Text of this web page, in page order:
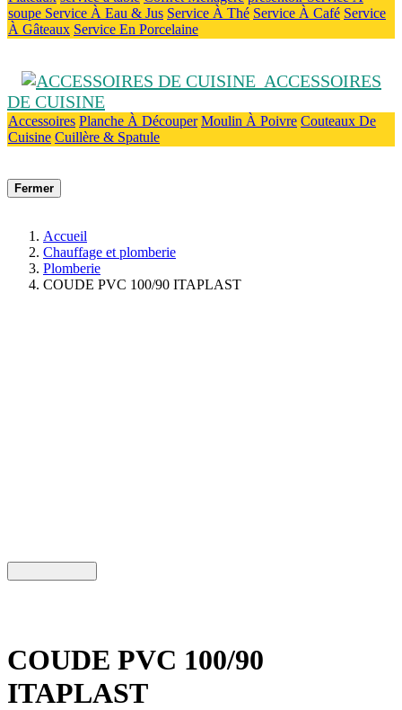
soupe Service À Eau & Jus Service À Thé Service À Café Service
À Gâteaux Service En Porcelaine
ACCESSOIRES
DE CUISINE
Accessoires Planche À Découper Moulin À Poivre Couteaux De
Cuisine Cuillère & Spatule
Fermer
Accueil
Chauffage et plomberie
Plomberie
COUDE PVC 100/90 ITAPLAST
COUDE PVC 100/90
ITAPLAST